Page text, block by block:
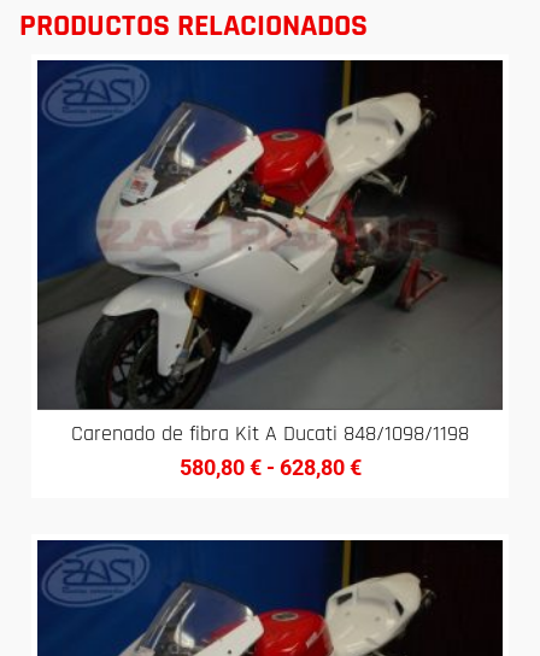
PRODUCTOS RELACIONADOS
Carenado de fibra Kit A Ducati 848/1098/1198
580,80€ - 628,80€